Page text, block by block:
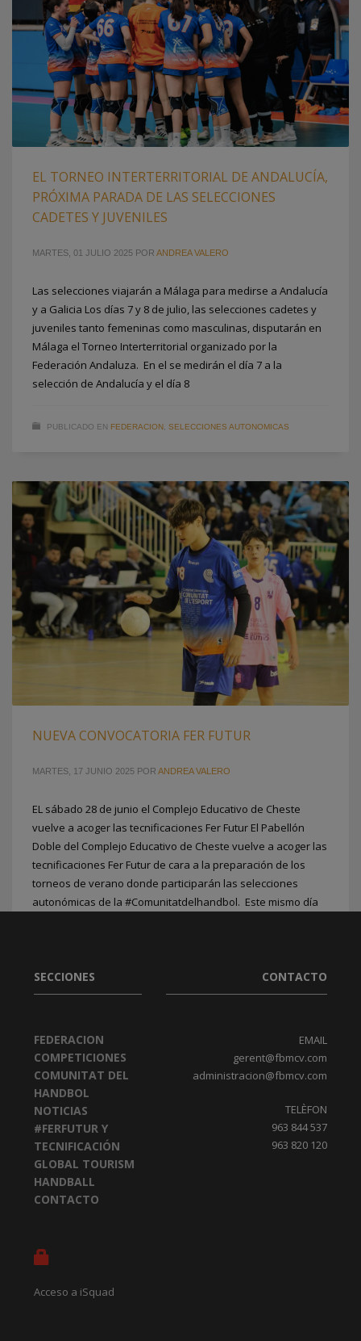
EL TORNEO INTERTERRITORIAL DE ANDALUCÍA,
PRÓXIMA PARADA DE LAS SELECCIONES
CADETES Y JUVENILES
MARTES, 01 JULIO 2025 POR ANDREA VALERO
Las selecciones viajarán a Málaga para medirse a Andalucía
y a Galicia Los días 7 y 8 de julio, las selecciones cadetes y
juveniles tanto femeninas como masculinas, disputarán en
Málaga el Torneo Interterritorial organizado por la
Federación Andaluza. En el se medirán el día 7 a la
selección de Andalucía y el día 8
PUBLICADO EN FEDERACION SELECCIONES AUTONOMICAS
NUEVA CONVOCATORIA FER FUTUR
MARTES, 17 JUNIO 2025 POR ANDREA VALERO
EL sábado 28 de junio el Complejo Educativo de Cheste
vuelve a acoger las tecnificaciones Fer Futur El Pabellón
Doble del Complejo Educativo de Cheste vuelve a acoger las
tecnificaciones Fer Futur de cara a la preparación de los
torneos de verano donde participarán las selecciones
autonómicas de la #Comunitatdelhandbol. Este mismo día
1 2 3 4 5
SECCIONES
FEDERACION
COMPETICIONES
COMUNITAT DEL
HANDBOL
NOTICIAS
#FERFUTUR Y
TECNIFICACIÓN
GLOBAL TOURISM
HANDBALL
CONTACTO
Acceso a iSquad
CONTACTO
EMAIL
gerent@fbmcv.com
administracion@fbmcv.com
TELÈFON
963 844 537
963 820 120